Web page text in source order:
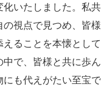
化いたしました。私
の視点で見つめ、皆
ることを本懐とし
中で、皆様と共に歩
も代えがたい至宝で